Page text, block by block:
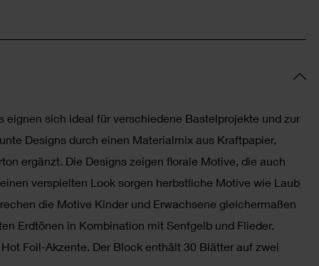
sich ideal für verschiedene Bastelprojekte und zur
Designs durch einen Materialmix aus Kraftpapier,
ergänzt. Die Designs zeigen florale Motive, die auch
verspielten Look sorgen herbstliche Motive wie Laub
die Motive Kinder und Erwachsene gleichermaßen
Erdtönen in Kombination mit Senfgelb und Flieder.
Foil-Akzente. Der Block enthält 30 Blätter auf zwei